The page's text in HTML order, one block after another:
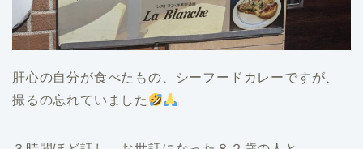
肝心の自分が食べたもの、シーフードカレーですが、
撮るの忘れていました